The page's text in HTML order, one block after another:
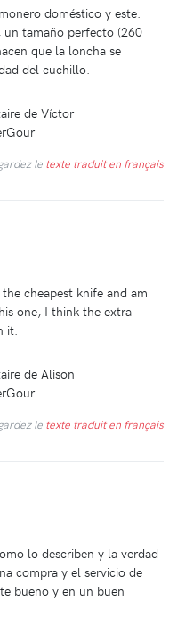
doméstico y este.
tamaño perfecto (260
que la loncha se
del cuchillo.
de Víctor
le texte traduit en français
cheapest knife and am
one, I think the extra
it.
de Alison
le texte traduit en français
lo describen y la verdad
compra y el servicio de
bueno y en un buen